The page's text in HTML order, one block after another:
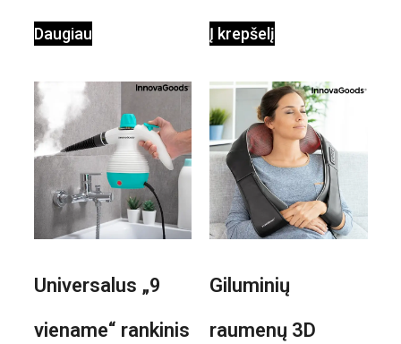
Daugiau Į krepšelį
Universalus „9
viename“ rankinis
Giluminių
raumenų 3D